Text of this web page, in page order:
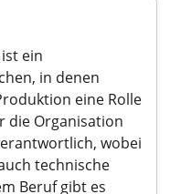
ein
in denen
eine Rolle
die Organisation
wobei
technische
Beruf gibt es